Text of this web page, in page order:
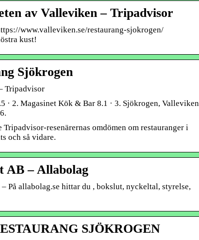
av Valleviken – Tripadvisor
www.valleviken.se/restaurang-sjokrogen/
kust!
Sjökrogen
Tripadvisor
· 2. Magasinet Kök & Bar 8.1 · 3. Sjökrogen, Valleviken
resenärernas omdömen om restauranger i
och så vidare.
AB – Allabolag
På allabolag.se hittar du , bokslut, nyckeltal, styrelse,
SJÖKROGEN